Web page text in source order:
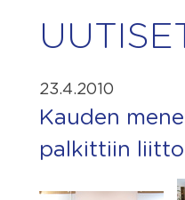
UUTISET
23.4.2010
Kauden
palkittiin